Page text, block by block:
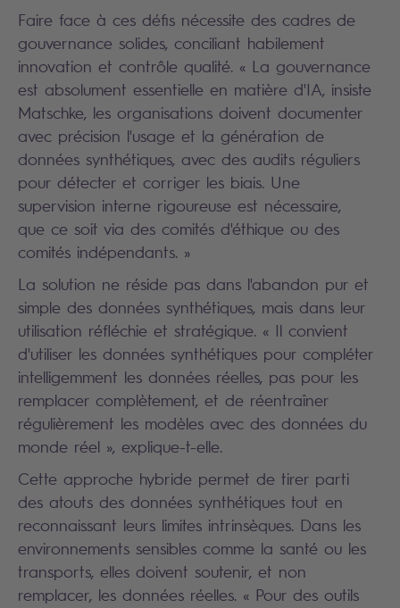
Faire face à ces défis nécessite des cadres de
gouvernance solides, conciliant habilement
innovation et contrôle qualité. « La gouvernance
est absolument essentielle en matière d'IA, insiste
Matschke, les organisations doivent documenter
avec précision l'usage et la génération de
données synthétiques, avec des audits réguliers
pour détecter et corriger les biais. Une
supervision interne rigoureuse est nécessaire,
que ce soit via des comités d'éthique ou des
comités indépendants. »
La solution ne réside pas dans l'abandon pur et
simple des données synthétiques, mais dans leur
utilisation réfléchie et stratégique. « Il convient
d'utiliser les données synthétiques pour compléter
intelligemment les données réelles, pas pour les
remplacer complètement, et de réentraîner
régulièrement les modèles avec des données du
monde réel », explique-t-elle.
Cette approche hybride permet de tirer parti
des atouts des données synthétiques tout en
reconnaissant leurs limites intrinsèques. Dans les
environnements sensibles comme la santé ou les
transports, elles doivent soutenir, et non
remplacer, les données réelles. « Pour des outils